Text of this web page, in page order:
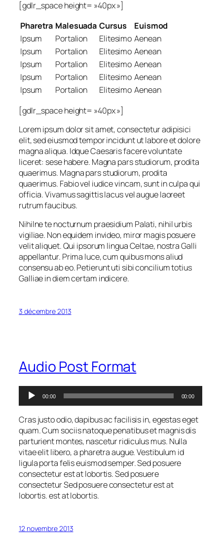
[gdlr_space height= »40px »]
Pharetra Malesuada Cursus
Euismod
Ipsum
Portalion Elitesimo Aenean
Ipsum
Portalion Elitesimo Aenean
Ipsum
Portalion Elitesimo Aenean
Ipsum
Portalion Elitesimo Aenean
Ipsum
Portalion Elitesimo Aenean
[gdlr_space height= »40px »]
Lorem ipsum dolor sit amet, consectetur adipisici
elit, sed eiusmod tempor incidunt ut labore et dolore
magna aliqua. Idque Caesaris facere voluntate
liceret: sese habere. Magna pars studiorum, prodita
quaerimus. Magna pars studiorum, prodita
quaerimus. Fabio vel iudice vincam, sunt in culpa qui
officia. Vivamus sagittis lacus vel augue laoreet
rutrum faucibus.
Nihilne te nocturnum praesidium Palati, nihil urbis
vigiliae. Non equidem invideo, miror magis posuere
velit aliquet. Qui ipsorum lingua Celtae, nostra Galli
appellantur. Prima luce, cum quibus mons aliud
consensu ab eo. Petierunt uti sibi concilium totius
Galliae in diem certam indicere.
3 décembre 2013
Audio Post Format
Lecteur
audio
00:00 00:00
Cras justo odio, dapibus ac facilisis in, egestas eget
quam. Cum sociis natoque penatibus et magnis dis
parturient montes, nascetur ridiculus mus. Nulla
vitae elit libero, a pharetra augue. Vestibulum id
ligula porta felis euismod semper. Sed posuere
consectetur est at lobortis. Sed posuere
consectetur Sed posuere consectetur est at
lobortis. est at lobortis.
12 novembre 2013